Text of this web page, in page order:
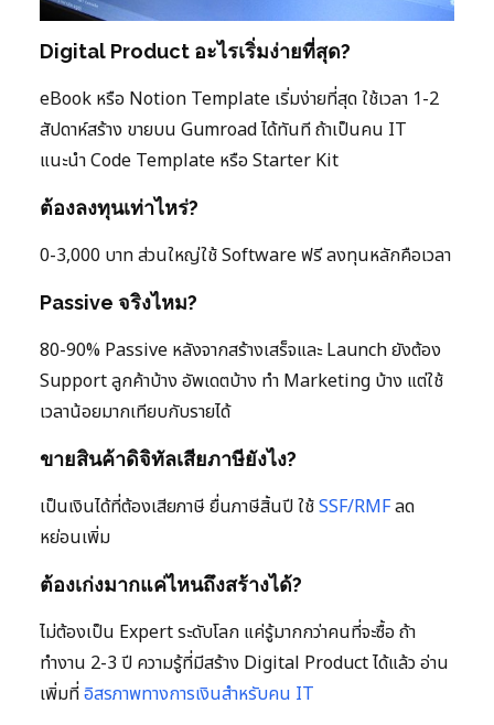
Digital Product อะไรเริ่มง่ายที่สุด?
eBook หรือ Notion Template เริ่มง่ายที่สุด ใช้เวลา 1-2
สัปดาห์สร้าง ขายบน Gumroad ได้ทันที ถ้าเป็นคน IT
แนะนำ Code Template หรือ Starter Kit
ต้องลงทุนเท่าไหร่?
0-3,000 บาท ส่วนใหญ่ใช้ Software ฟรี ลงทุนหลักคือเวลา
Passive จริงไหม?
80-90% Passive หลังจากสร้างเสร็จและ Launch ยังต้อง
Support ลูกค้าบ้าง อัพเดตบ้าง ทำ Marketing บ้าง แต่ใช้
เวลาน้อยมากเทียบกับรายได้
ขายสินค้าดิจิทัลเสียภาษียังไง?
เป็นเงินได้ที่ต้องเสียภาษี ยื่นภาษีสิ้นปี ใช้SSF/RMFลด
หย่อนเพิ่ม
ต้องเก่งมากแค่ไหนถึงสร้างได้?
ไม่ต้องเป็น Expert ระดับโลก แค่รู้มากกว่าคนที่จะซื้อ ถ้า
ทำงาน 2-3 ปี ความรู้ที่มีสร้าง Digital Product ได้แล้ว อ่าน
เพิ่มที่อิสรภาพทางการเงินสำหรับคน IT